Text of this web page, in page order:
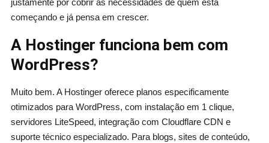
justamente por cobrir as necessidades de quem está
começando e já pensa em crescer.
A Hostinger funciona bem com
WordPress?
Muito bem. A Hostinger oferece planos especificamente
otimizados para WordPress, com instalação em 1 clique,
servidores LiteSpeed, integração com Cloudflare CDN e
suporte técnico especializado. Para blogs, sites de conteúdo,